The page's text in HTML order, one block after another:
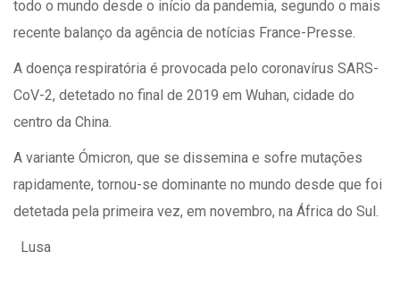
todo o mundo desde o início da pandemia, segundo o mais
recente balanço da agência de notícias France-Presse.
A doença respiratória é provocada pelo coronavírus SARS-
CoV-2, detetado no final de 2019 em Wuhan, cidade do
centro da China.
A variante Ómicron, que se dissemina e sofre mutações
rapidamente, tornou-se dominante no mundo desde que foi
detetada pela primeira vez, em novembro, na África do Sul.
Lusa